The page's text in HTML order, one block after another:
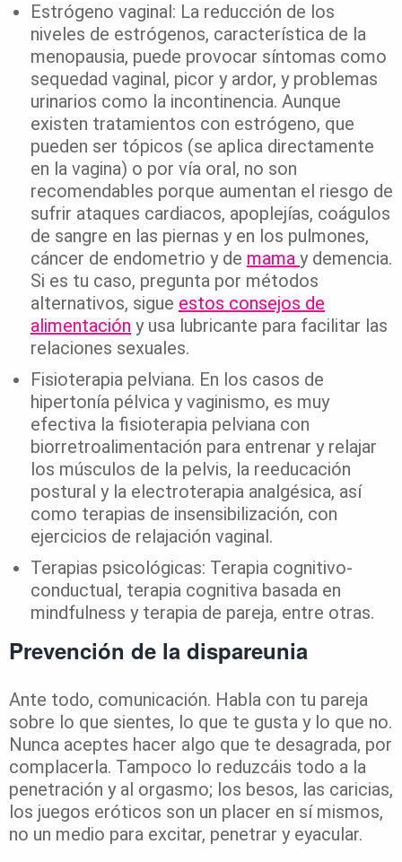
Estrógeno vaginal: La reducción de los
niveles de estrógenos, característica de la
menopausia, puede provocar síntomas como
sequedad vaginal, picor y ardor, y problemas
urinarios como la incontinencia. Aunque
existen tratamientos con estrógeno, que
pueden ser tópicos (se aplica directamente
en la vagina) o por vía oral, no son
recomendables porque aumentan el riesgo de
sufrir ataques cardiacos, apoplejías, coágulos
de sangre en las piernas y en los pulmones,
cáncer de endometrio y de mama y demencia.
Si es tu caso, pregunta por métodos
alternativos, sigue estos consejos de
alimentación y usa lubricante para facilitar las
relaciones sexuales.
Fisioterapia pelviana. En los casos de
hipertonía pélvica y vaginismo, es muy
efectiva la fisioterapia pelviana con
biorretroalimentación para entrenar y relajar
los músculos de la pelvis, la reeducación
postural y la electroterapia analgésica, así
como terapias de insensibilización, con
ejercicios de relajación vaginal.
Terapias psicológicas: Terapia cognitivo-
conductual, terapia cognitiva basada en
mindfulness y terapia de pareja, entre otras.
Prevención de la dispareunia
Ante todo, comunicación. Habla con tu pareja
sobre lo que sientes, lo que te gusta y lo que no.
Nunca aceptes hacer algo que te desagrada, por
complacerla. Tampoco lo reduzcáis todo a la
penetración y al orgasmo; los besos, las caricias,
los juegos eróticos son un placer en sí mismos,
no un medio para excitar, penetrar y eyacular.